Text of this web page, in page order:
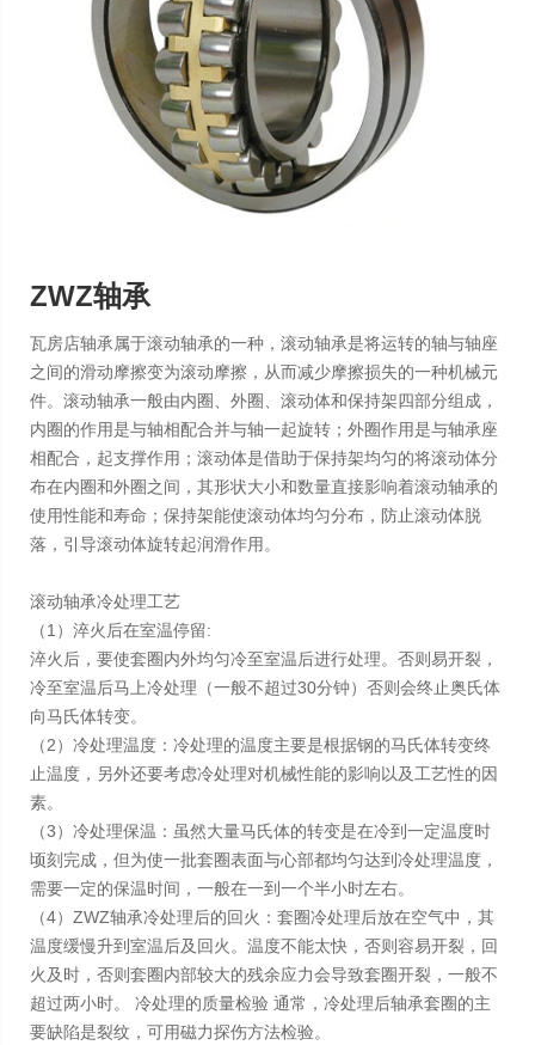
ZWZ轴承
瓦房店轴承属于滚动轴承的一种，滚动轴承是将运转的轴与轴座
之间的滑动摩擦变为滚动摩擦，从而减少摩擦损失的一种机械元
件。滚动轴承一般由内圈、外圈、滚动体和保持架四部分组成，
内圈的作用是与轴相配合并与轴一起旋转；外圈作用是与轴承座
相配合，起支撑作用；滚动体是借助于保持架均匀的将滚动体分
布在内圈和外圈之间，其形状大小和数量直接影响着滚动轴承的
使用性能和寿命；保持架能使滚动体均匀分布，防止滚动体脱
落，引导滚动体旋转起润滑作用。
滚动轴承冷处理工艺
（1）淬火后在室温停留:
淬火后，要使套圈内外均匀冷至室温后进行处理。否则易开裂，
冷至室温后马上冷处理（一般不超过30分钟）否则会终止奥氏体
向马氏体转变。
（2）冷处理温度：冷处理的温度主要是根据钢的马氏体转变终
止温度，另外还要考虑冷处理对机械性能的影响以及工艺性的因
素。
（3）冷处理保温：虽然大量马氏体的转变是在冷到一定温度时
顷刻完成，但为使一批套圈表面与心部都均匀达到冷处理温度，
需要一定的保温时间，一般在一到一个半小时左右。
（4）ZWZ轴承冷处理后的回火：套圈冷处理后放在空气中，其
温度缓慢升到室温后及回火。温度不能太快，否则容易开裂，回
火及时，否则套圈内部较大的残余应力会导致套圈开裂，一般不
超过两小时。 冷处理的质量检验 通常，冷处理后轴承套圈的主
要缺陷是裂纹，可用磁力探伤方法检验。